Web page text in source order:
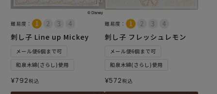
難易度：
刺し子 Line up Mickey
メール便6個まで可
和泉木綿(さらし)使用
¥792税込
難易度：
刺し子 フレッシュレモン
メール便6個まで可
和泉木綿(さらし)使用
¥572税込